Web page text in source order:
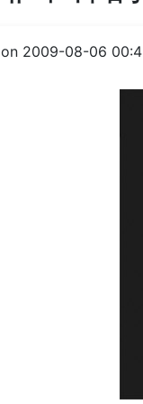
on 2009-08-06